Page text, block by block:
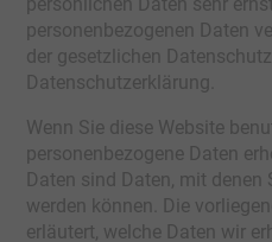
personenbezogenen Daten
der gesetzlichen
Datenschutzerklärung.
Wenn Sie diese Website
personenbezogene Daten
Daten sind Daten, mit
werden können. Die
erläutert, welche Daten wir